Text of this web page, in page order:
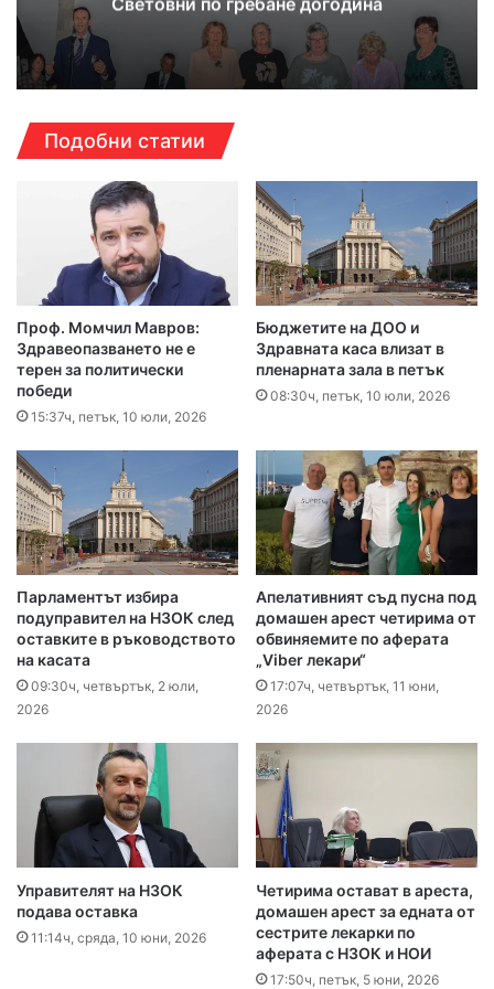
Подобни статии
Проф. Момчил Мавров:
Здравеопазването не е
терен за политически
победи
15:37ч, петък, 10 юли, 2026
Бюджетите на ДОО и
Здравната каса влизат в
пленарната зала в петък
08:30ч, петък, 10 юли, 2026
Парламентът избира
подуправител на НЗОК след
оставките в ръководството
на касата
09:30ч, четвъртък, 2 юли,
2026
Апелативният съд пусна под
домашен арест четирима от
обвиняемите по аферата
„Viber лекари“
17:07ч, четвъртък, 11 юни,
2026
Управителят на НЗОК
подава оставка
11:14ч, сряда, 10 юни, 2026
Четирима остават в ареста,
домашен арест за едната от
сестрите лекарки по
аферата с НЗОК и НОИ
17:50ч, петък, 5 юни, 2026